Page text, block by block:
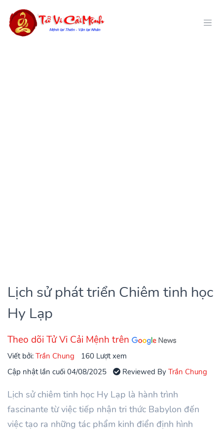
Lịch sử phát triển Chiêm tinh học
Hy Lạp
Theo dõi Tử Vi Cải Mệnh trên
Viết bởi:Trần Chung
160 Lượt xem
Cập nhật lần cuối 04/08/2025
Reviewed ByTrần Chung
Lịch sử chiêm tinh học Hy Lạp là hành trình
fascinante từ việc tiếp nhận tri thức Babylon đến
việc tạo ra những tác phẩm kinh điển định hình